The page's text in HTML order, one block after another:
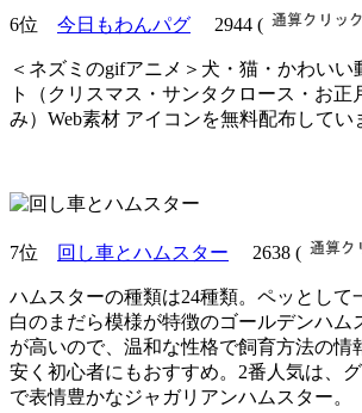
6位 今日もわんパグ 2944 (
＜ネズミのgifアニメ＞犬・猫・かわいい
ト（クリスマス・サンタクロース・お正
み）Web素材 アイコンを無料配布してい
7位 回し車とハムスター 2638 (
ハムスターの種類は24種類。ペッとして
白のまだら模様が特徴のゴールデンハム
が高いので、温和な性格で飼育方法の情
安く初心者にもおすすめ。2番人気は、
で表情豊かなジャガリアンハムスター。